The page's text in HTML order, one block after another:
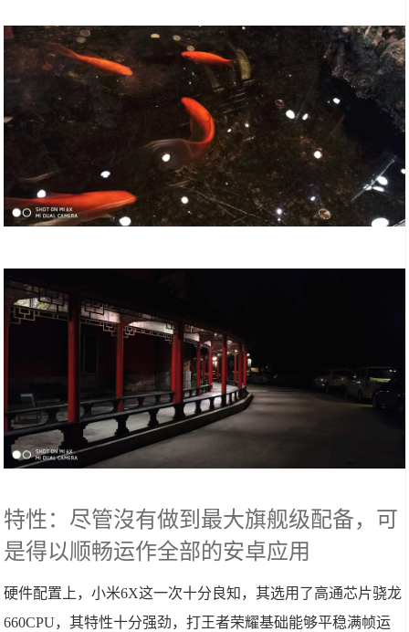
特性：尽管沒有做到最大旗舰级配备，可
是得以顺畅运作全部的安卓应用
硬件配置上，小米6X这一次十分良知，其选用了高通芯片骁龙
660CPU，其特性十分强劲，打王者荣耀基础能够平稳满帧运